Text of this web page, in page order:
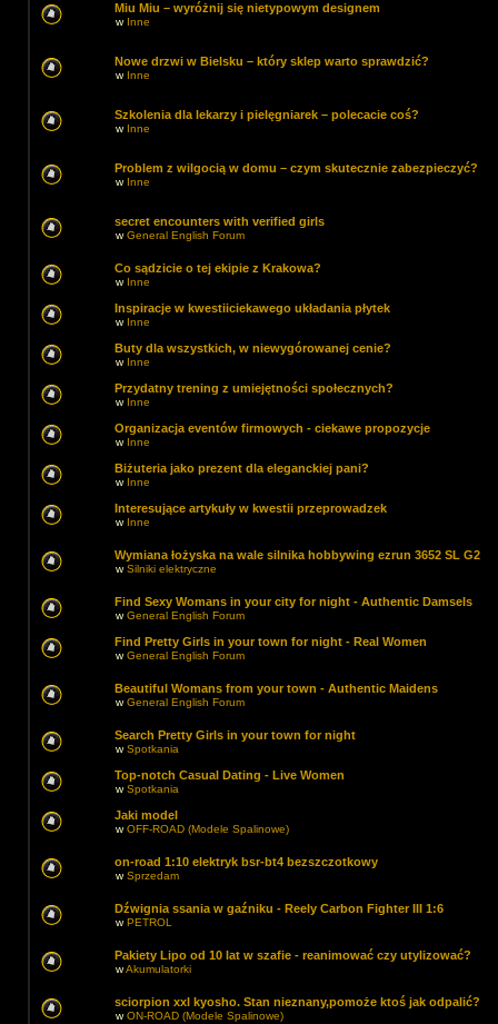
Miu Miu – wyróżnij się nietypowym designem
w Inne
Nowe drzwi w Bielsku – który sklep warto sprawdzić?
w Inne
Szkolenia dla lekarzy i pielęgniarek – polecacie coś?
w Inne
Problem z wilgocią w domu – czym skutecznie zabezpieczyć?
w Inne
secret encounters with verified girls
wGeneral English Forum
Co sądzicie o tej ekipie z Krakowa?
w Inne
Inspiracje w kwestiiciekawego układania płytek
w Inne
Buty dla wszystkich, w niewygórowanej cenie?
w Inne
Przydatny trening z umiejętności społecznych?
w Inne
Organizacja eventów firmowych - ciekawe propozycje
w Inne
Biżuteria jako prezent dla eleganckiej pani?
w Inne
Interesujące artykuły w kwestii przeprowadzek
w Inne
Wymiana łożyska na wale silnika hobbywing ezrun 3652 SL G2
wSilniki elektryczne
Find Sexy Womans in your city for night - Authentic Damsels
wGeneral English Forum
Find Pretty Girls in your town for night - Real Women
wGeneral English Forum
Beautiful Womans from your town - Authentic Maidens
wGeneral English Forum
Search Pretty Girls in your town for night
wSpotkania
Top-notch Сasual Dating - Live Women
wSpotkania
Jaki model
wOFF-ROAD (Modele Spalinowe)
on-road 1:10 elektryk bsr-bt4 bezszczotkowy
wSprzedam
Dźwignia ssania w gaźniku - Reely Carbon Fighter III 1:6
wPETROL
Pakiety Lipo od 10 lat w szafie - reanimować czy utylizować?
wAkumulatorki
sciorpion xxl kyosho. Stan nieznany,pomoże ktoś jak odpalić?
wON-ROAD (Modele Spalinowe)